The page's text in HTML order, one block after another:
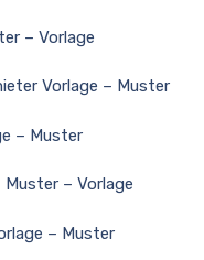
– Vorlage
Vorlage – Muster
– Muster
– Vorlage
– Muster